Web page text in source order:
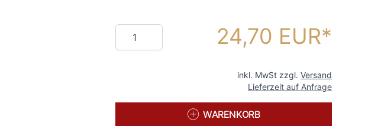
Menge 24,70 EUR
inkl. MwSt zzgl. Versand
Lieferzeit auf Anfrage
WARENKORB